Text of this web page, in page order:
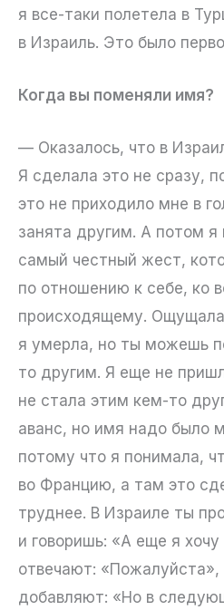
я все-таки полетела в
в Израиль. Это было
Когда вы поменяли имя?
— Оказалось, что в
Я сделала это не сразу,
это не приходило мне в
занята другим. А потом я
самый честный жест,
по отношению к себе, ко
происходящему.
я умерла, но ты можешь
то другим. Я еще не
не стала этим кем-то
аванс, но имя надо было
потому что я понимала,
во Францию, а там это
труднее. В Израиле ты
и говоришь: «А еще я
отвечают: «Пожалуйста»,
добавляют: «Но в